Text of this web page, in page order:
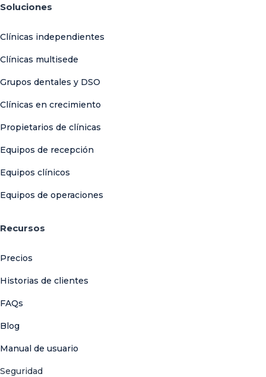
Soluciones
Clínicas independientes
Clínicas multisede
Grupos dentales y DSO
Clínicas en crecimiento
Propietarios de clínicas
Equipos de recepción
Equipos clínicos
Equipos de operaciones
Recursos
Precios
Historias de clientes
FAQs
Blog
Manual de usuario
Seguridad